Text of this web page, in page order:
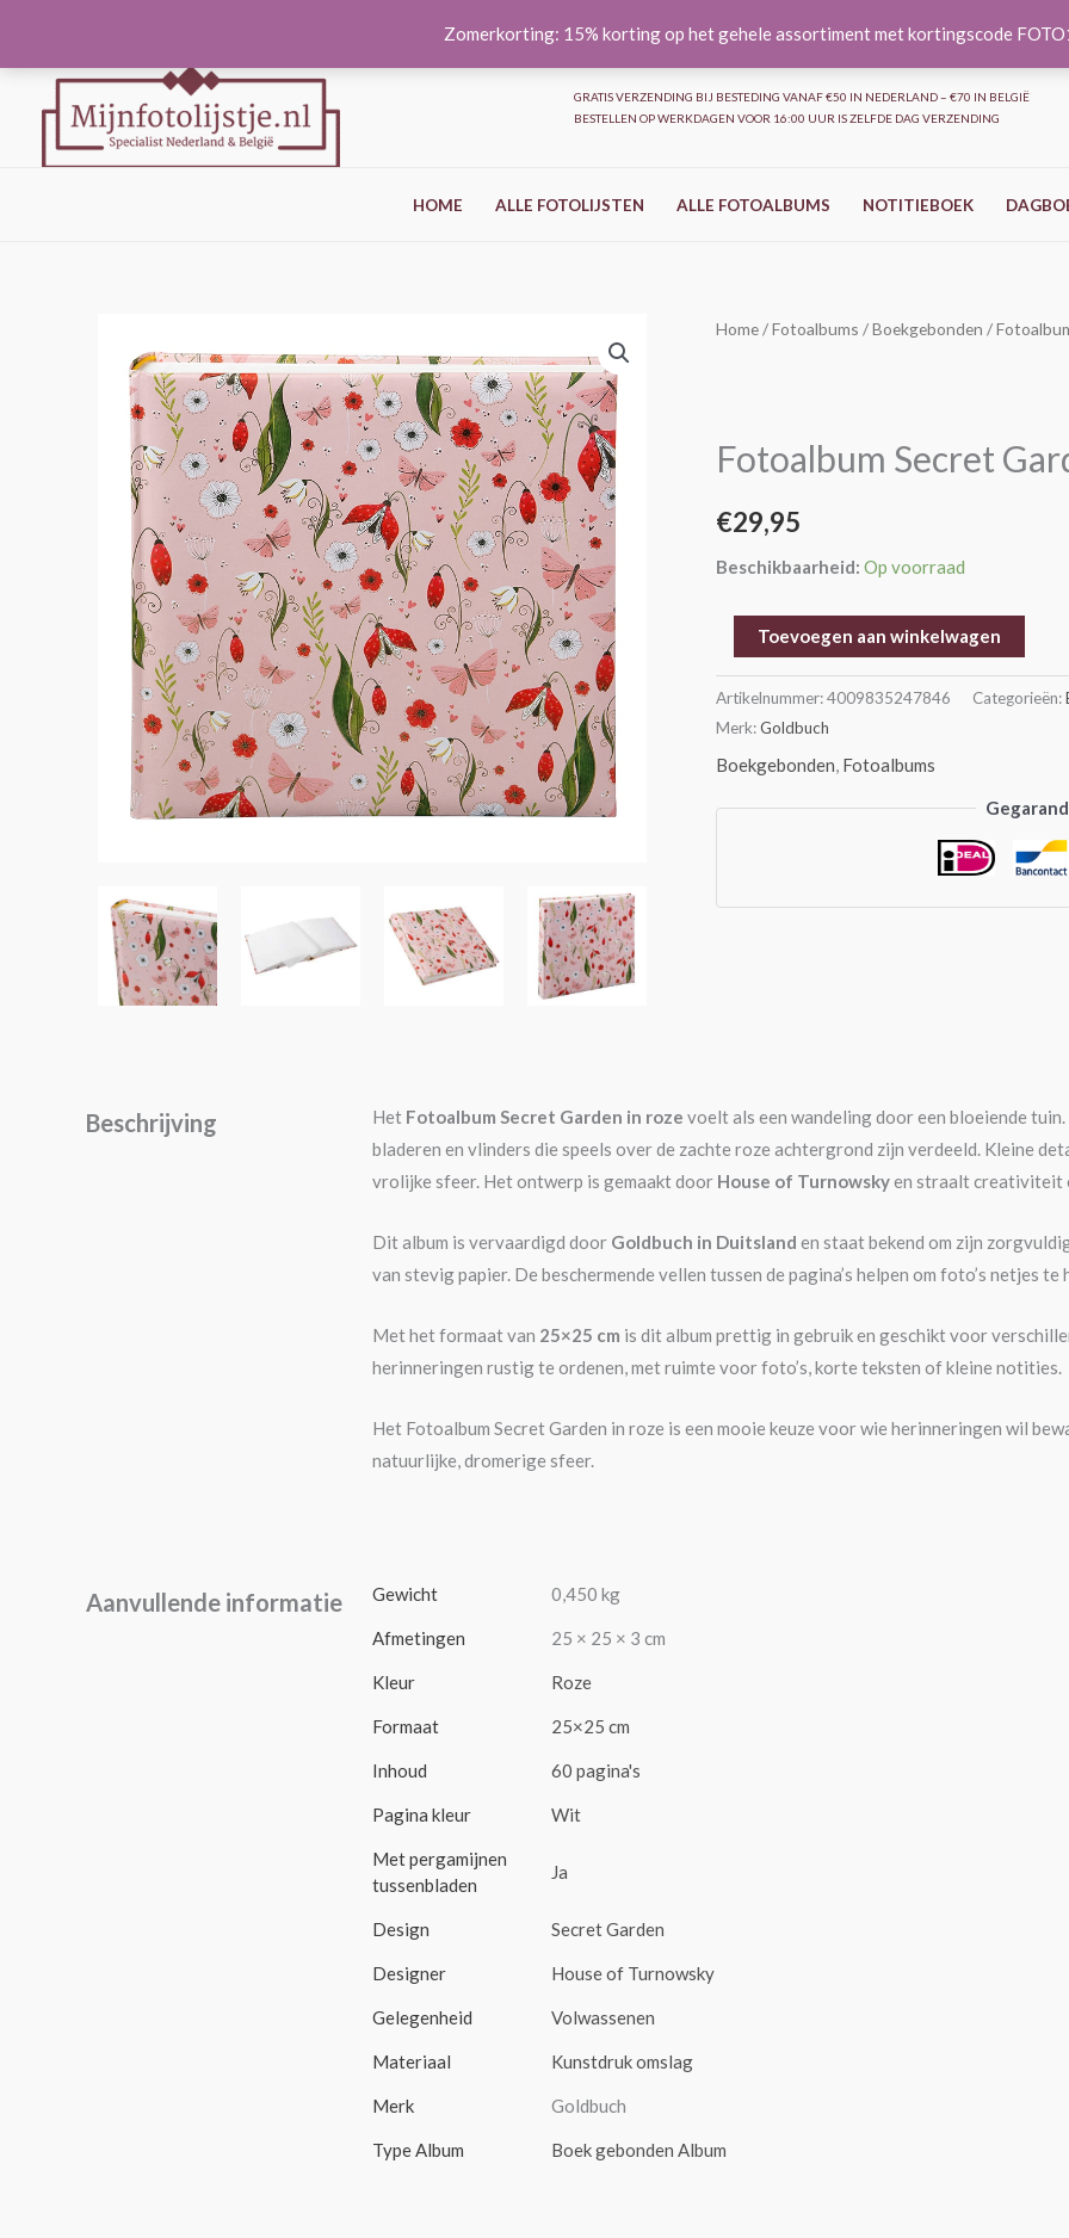
Zomerkorting: 15% korting op het gehele assortiment met kortingscode
inhoud
GRATIS VERZENDING BIJ BESTEDING VANAF €50 IN NEDERLAND – €70 IN BELGIË
BESTELLEN OP WERKDAGEN VOOR 16:00 UUR IS ZELFDE DAG VERZENDING
HOME ALLE FOTOLIJSTEN ALLE FOTOALBUMS NOTITIEBOEK
Home/Fotoalbums /Boekgebonden /
Fotoalbum Secret
€29,95
Beschikbaarheid: Op voorraad
Fotoalbum
Roze
25x25
Toevoegen aan winkelwagen
Artikelnummer:4009835247846 Categorieën:
Merk:Goldbuch
Boekgebonden, Fotoalbums
Beschrijving Het Fotoalbum Secret Garden in roze voelt als een wandeling door een bloeiende
bladeren en vlinders die speels over de zachte roze achtergrond zijn verdeeld. Kleine
vrolijke sfeer. Het ontwerp is gemaakt door House of Turnowskyen straalt creativiteit
Dit album is vervaardigd door Goldbuch in Duitsland en staat bekend om zijn
van stevig papier. De beschermende vellen tussen de pagina’s helpen om foto’s netjes
Met het formaat van 25×25 cm is dit album prettig in gebruik en geschikt voor
herinneringen rustig te ordenen, met ruimte voor foto’s, korte teksten of kleine notities.
Het Fotoalbum Secret Garden in roze is een mooie keuze voor wie herinneringen wil
natuurlijke, dromerige sfeer.
Aanvullende informatie Gewicht 0,450 kg
Afmetingen 25 × 25 × 3 cm
Kleur Roze
Formaat 25×25 cm
Inhoud 60 pagina's
Pagina kleur Wit
Met pergamijnen
tussenbladen
Ja
Design Secret Garden
Designer House of Turnowsky
Gelegenheid Volwassenen
Materiaal Kunstdruk omslag
Merk Goldbuch
Type Album Boek gebonden Album